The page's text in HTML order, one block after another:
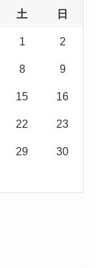
土 日
1 2
8 9
15 16
22 23
29 30